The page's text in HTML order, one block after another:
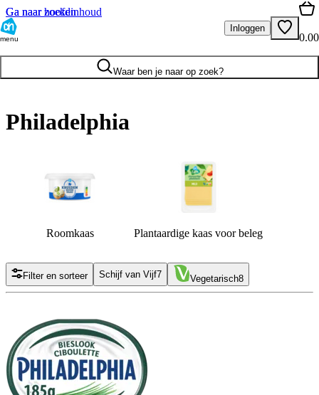
Ga naar hoofdinhoud
Ga naar zoeken
menu
Inloggen
0.00
Waar ben je naar op zoek?
Philadelphia
Roomkaas Plantaardige kaas voor beleg
Filter en sorteer Schijf van Vijf7 Vegetarisch8